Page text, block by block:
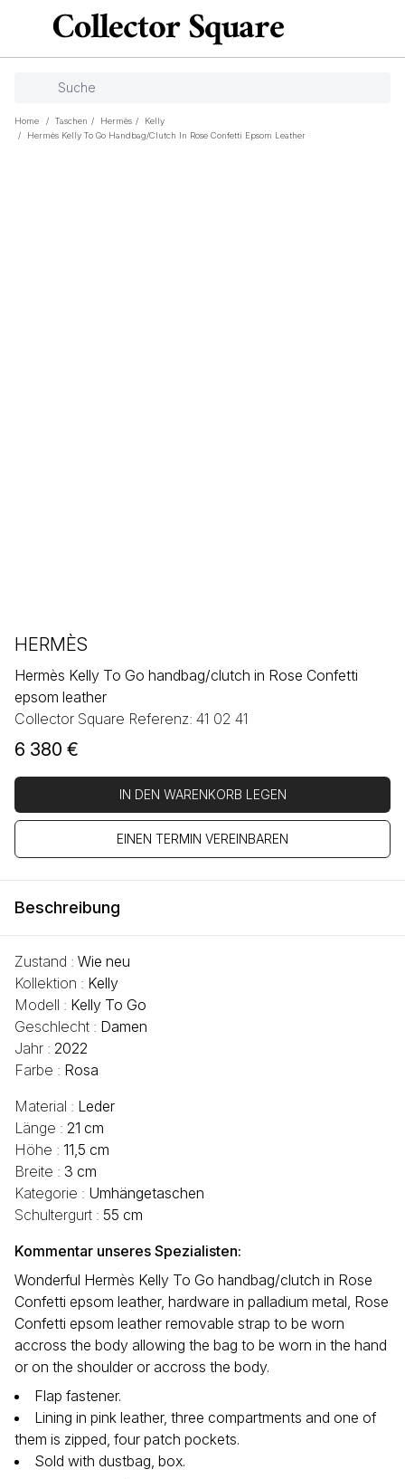
Home / Taschen / Hermès /
Kelly
/
Hermès Kelly To Go Handbag/clutch In Rose Confetti Epsom Leather
HERMÈS
Hermès Kelly To Go handbag/clutch in Rose Confetti
epsom leather
Collector Square Referenz: 41 02 41
6 380 €
IN DEN WARENKORB LEGEN
EINEN TERMIN VEREINBAREN
Beschreibung
Zustand : Wie neu
Kollektion : Kelly
Modell : Kelly To Go
Geschlecht : Damen
Jahr : 2022
Farbe : Rosa
Material : Leder
Länge : 21 cm
Höhe : 11,5 cm
Breite : 3 cm
Kategorie : Umhängetaschen
Schultergurt : 55 cm
Kommentar unseres Spezialisten:
Wonderful Hermès Kelly To Go handbag/clutch in Rose
Confetti epsom leather, hardware in palladium metal, Rose
Confetti epsom leather removable strap to be worn
accross the body allowing the bag to be worn in the hand
or on the shoulder or accross the body.
Flap fastener.
Lining in pink leather, three compartments and one of
them is zipped, four patch pockets.
Sold with dustbag, box.